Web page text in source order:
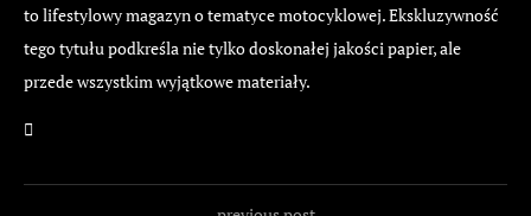
to lifestylowy magazyn o tematyce motocyklowej. Ekskluzywność
tego tytułu podkreśla nie tylko doskonałej jakości papier, ale
przede wszystkim wyjątkowe materiały.